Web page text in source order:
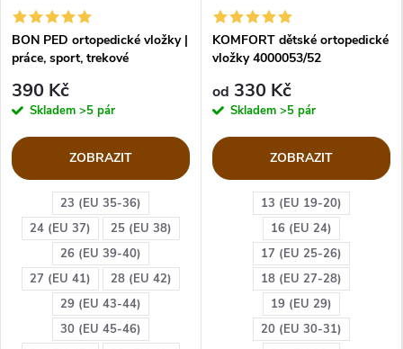
23 (EU 35-36)
24 (EU 37)
25 (EU 38)
26 (EU 39-40)
27 (EU 41)
28 (EU 42)
29 (EU 43-44)
30 (EU 45-46)
BON PED ortopedické vložky |
práce, sport, trekové
390 Kč
Skladem >5 pár
ZOBRAZIT
13 (EU 19-20)
16 (EU 24)
17 (EU 25-26)
18 (EU 27-28)
19 (EU 29)
20 (EU 30-31)
KOMFORT dětské ortopedické
vložky 4000053/52
od 330 Kč
Skladem >5 pár
ZOBRAZIT